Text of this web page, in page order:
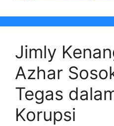
Jimly
Azhar
Tegas
Korupsi